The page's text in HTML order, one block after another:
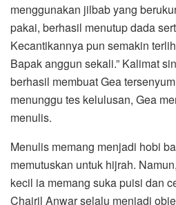
menggunakan jilbab yang
pakai, berhasil menutup dada
Kecantikannya pun semakin
Bapak anggun sekali.” Kalimat
berhasil membuat Gea
menunggu tes kelulusan, Gea
menulis.
Menulis memang menjadi hobi
memutuskan untuk hijrah.
kecil ia memang suka puisi dan
Chairil Anwar selalu menjadi